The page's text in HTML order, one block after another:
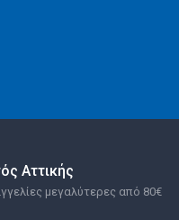
Αττικής
μεγαλύτερες από 80€